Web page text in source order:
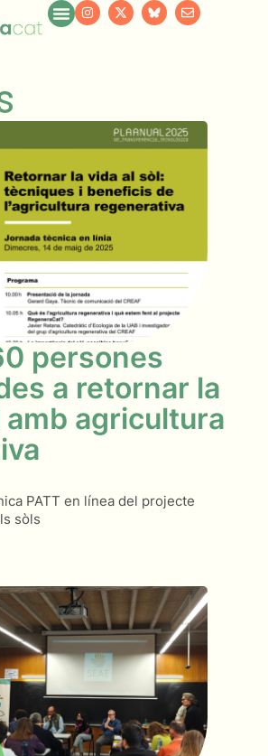
persones
a retornar la
amb agricultura
PATT en línea del projecte
sòls